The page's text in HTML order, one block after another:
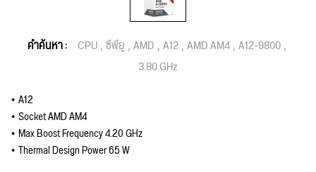
คำค้นหา : CPU ซีพียู AMD A12 AMD AM4 A12-9800
3.80 GHz
A12
Socket AMD AM4
Max Boost Frequency 4.20 GHz
Thermal Design Power 65 W